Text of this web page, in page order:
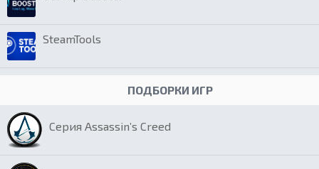
SteamTools
ПОДБОРКИ ИГР
Серия Assassin’s Creed